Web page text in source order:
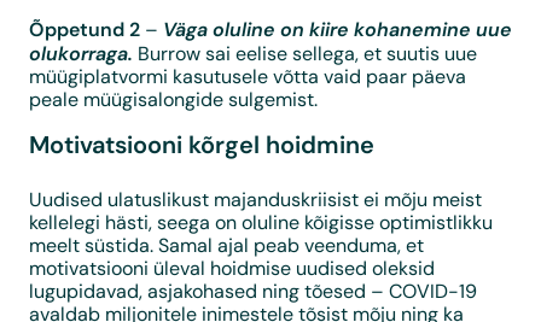
Õppetund 2 – Väga oluline on kiire kohanemine uue
olukorraga. Burrow sai eelise sellega, et suutis uue
müügiplatvormi kasutusele võtta vaid paar päeva
peale müügisalongide sulgemist.
Motivatsiooni kõrgel hoidmine
Uudised ulatuslikust majanduskriisist ei mõju meist
kellelegi hästi, seega on oluline kõigisse optimistlikku
meelt süstida. Samal ajal peab veenduma, et
motivatsiooni üleval hoidmise uudised oleksid
lugupidavad, asjakohased ning tõesed – COVID-19
avaldab miljonitele inimestele tõsist mõju ning ka